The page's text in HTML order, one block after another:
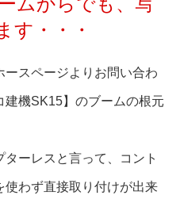
す・・・
スページよりお問い合わ
機SK15】のブームの根元
ーレスと言って、コント
使わず直接取り付けが出来